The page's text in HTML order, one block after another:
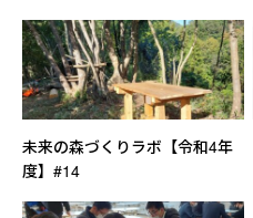
未来の森づくりラボ【令和4年
度】#14